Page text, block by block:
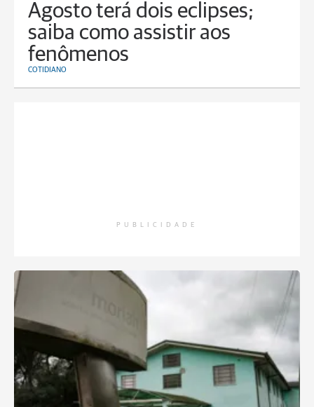
Agosto terá dois eclipses;
saiba como assistir aos
fenômenos
COTIDIANO
PUBLICIDADE